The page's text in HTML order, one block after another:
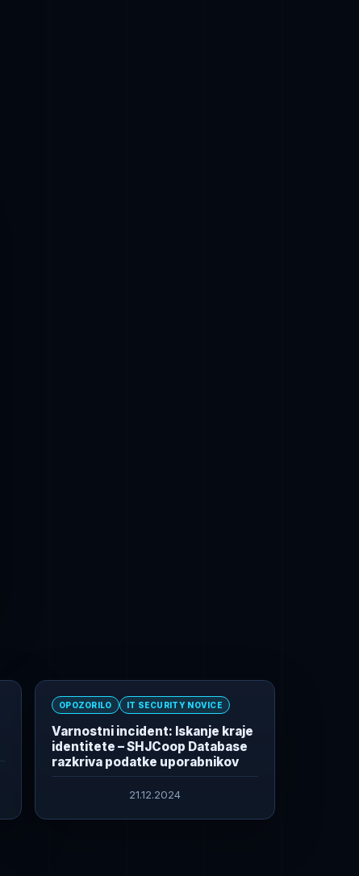
OPOZORILO IT SECURITY NOVICE
Varnostni incident: Iskanje kraje
identitete – SHJCoop Database
razkriva podatke uporabnikov
21.12.2024